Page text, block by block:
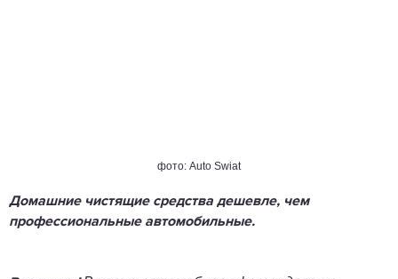
фото: Auto Swiat
Домашние чистящие средства дешевле, чем
профессиональные автомобильные.